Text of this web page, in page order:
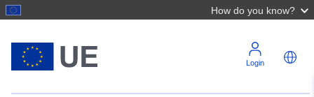
How do you know?
Login